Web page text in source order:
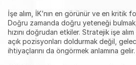
İşe alım, İK’nın en görünür ve en kritik
Doğru zamanda doğru yeteneği
hızını doğrudan etkiler. Stratejik işe
açık pozisyonları doldurmak değil,
ihtiyaçlarını da öngörmek anlamına gelir.